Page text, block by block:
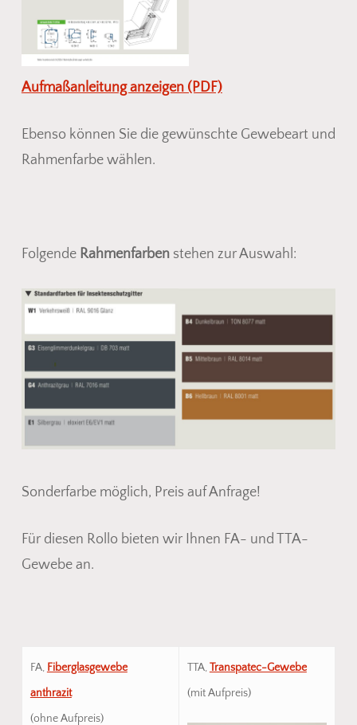
Aufmaßanleitung anzeigen (PDF)
Ebenso können Sie die gewünschte Gewebeart und
Rahmenfarbe wählen.
Folgende Rahmenfarbenstehen zur Auswahl:
Sonderfarbe möglich, Preis auf Anfrage!
Für diesen Rollo bieten wir Ihnen FA- und TTA-
Gewebe an.
FA, Fiberglasgewebe
anthrazit
(ohne Aufpreis)
TTA,Transpatec-Gewebe
(mit Aufpreis)